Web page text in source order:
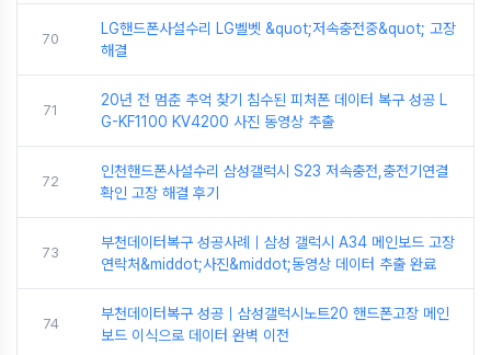
70
LG핸드폰사설수리 LG벨벳 &quot;저속충전중&quot; 고장
해결
71
20년 전 멈춘 추억 찾기 침수된 피처폰 데이터 복구 성공 L
G-KF1100 KV4200 사진 동영상 추출
72
인천핸드폰사설수리 삼성갤럭시 S23 저속충전,충전기연결
확인 고장 해결 후기
73
부천데이터복구 성공사례｜삼성 갤럭시 A34 메인보드 고장
연락처&middot;사진&middot;동영상 데이터 추출 완료
74
부천데이터복구 성공｜삼성갤럭시노트20 핸드폰고장 메인
보드 이식으로 데이터 완벽 이전